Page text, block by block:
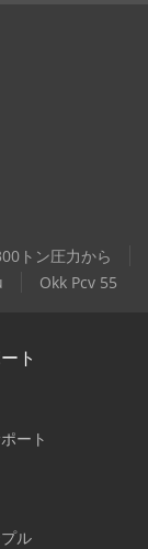
トン圧力から
Okk Pcv 55
ト
ート
ル